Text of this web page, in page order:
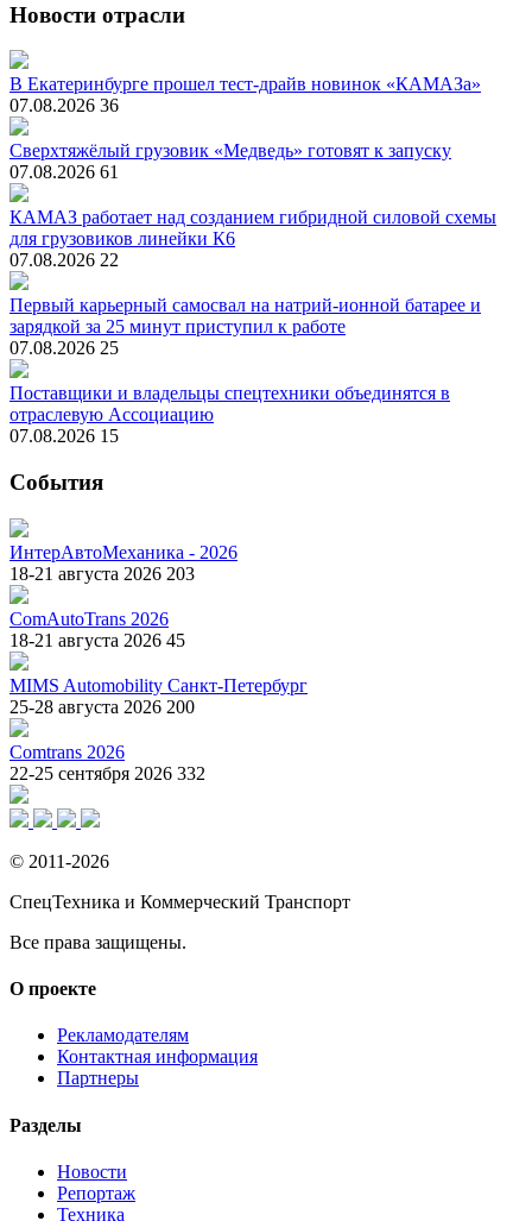
Новости отрасли
В Екатеринбурге прошел тест-драйв новинок «КАМАЗа»
07.08.2026 36
Сверхтяжёлый грузовик «Медведь» готовят к запуску
07.08.2026 61
КАМАЗ работает над созданием гибридной силовой схемы
для грузовиков линейки К6
07.08.2026 22
Первый карьерный самосвал на натрий-ионной батарее и
зарядкой за 25 минут приступил к работе
07.08.2026 25
Поставщики и владельцы спецтехники объединятся в
отраслевую Ассоциацию
07.08.2026 15
События
ИнтерАвтоМеханика - 2026
18-21 августа 2026 203
ComAutoTrans 2026
18-21 августа 2026 45
MIMS Automobility Санкт-Петербург
25-28 августа 2026 200
Comtrans 2026
22-25 сентября 2026 332
© 2011-2026
СпецТехника и Коммерческий Транспорт
Все права защищены.
О проекте
Рекламодателям
Контактная информация
Партнеры
Разделы
Новости
Репортаж
Техника